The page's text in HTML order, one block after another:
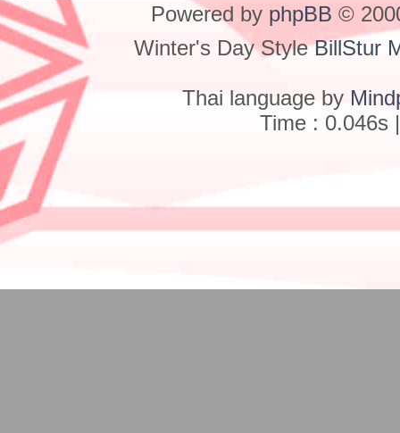
Powered by phpBB ©
Winter's Day StyleBillStur
Thai language by
Time : 0.046s